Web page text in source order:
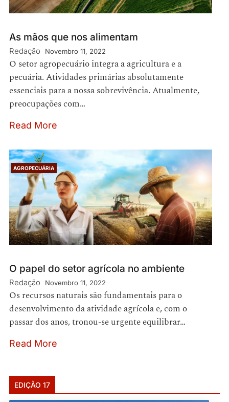
As mãos que nos alimentam
Redação Novembro 11, 2022
O setor agropecuário integra a agricultura e a
pecuária. Atividades primárias absolutamente
essenciais para a nossa sobrevivência. Atualmente,
preocupações com…
Read More
AGROPECUÁRIA
O papel do setor agrícola no ambiente
Redação Novembro 11, 2022
Os recursos naturais são fundamentais para o
desenvolvimento da atividade agrícola e, com o
passar dos anos, tronou-se urgente equilibrar…
Read More
EDIÇÃO 17